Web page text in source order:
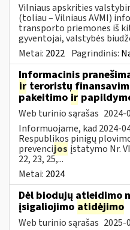
Vilniaus apskrities
(toliau – Vilniaus AVMI)
transporto priemones iš
gyventojai, valstybės
Metai: 2022 Pagrindinis:
Informacinis
ir teroristų
pakeitimo ir
Web turinio sąrašas 2024-
Informuojame, kad 2024-
Respublikos pinigų
prevencijos įstatymo Nr.
22, 23, 25,...
Metai: 2024
Dėl biodujų atleidimo
įsigaliojimo atidėjimo
Web turinio sąrašas 2025-